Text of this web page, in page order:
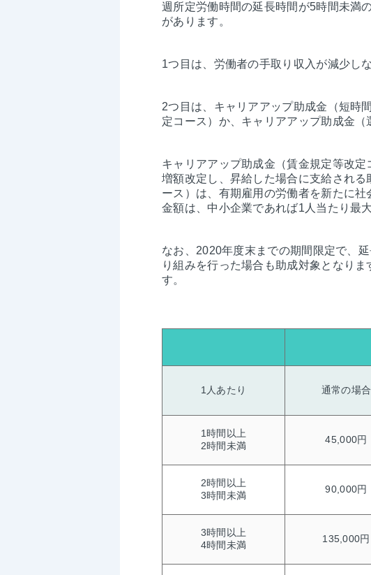
週所定労働時間の延長時間が5時間未満
があります。
1つ目は、労働者の手取り収入が減少し
2つ目は、キャリアアップ助成金（短時
定コース）か、キャリアアップ助成金
キャリアアップ助成金（賃金規定等改
増額改定し、昇給した場合に支給され
ース）は、有期雇用の労働者を新たに
金額は、中小企業であれば1人当たり最
なお、2020年度末までの期間限定で、
り組みを行った場合も助成対象となり
す。
1人あたり 通常の場合
1時間以上
2時間未満
45,000円
2時間以上
3時間未満
90,000円
3時間以上
4時間未満
135,000円